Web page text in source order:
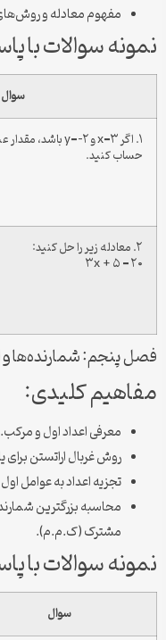
مفهوم معادله و
نمونه سوالات با
سوال
حساب کنید.
۲. معادله زیر را حل کنید:
۳x + ۵ = ۲۰
فصل پنجم: شمارنده‌ها و
مفاهیم کلیدی:
معرفی اعداد اول و مرکب.
روش غربال اراتستن برای
تجزیه اعداد به عوامل
محاسبه بزرگترین
مشترک (ک.م.م).
نمونه سوالات با
سوال